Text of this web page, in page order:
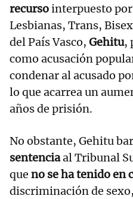
recursointerpuesto por
Lesbianas, Trans,
del País Vasco, Gehitu,
como acusación
condenar al acusado
lo que acarrea un
años de prisión.
No obstante, Gehitu
sentenciaal Tribunal
que no se ha tenido en
discriminación de